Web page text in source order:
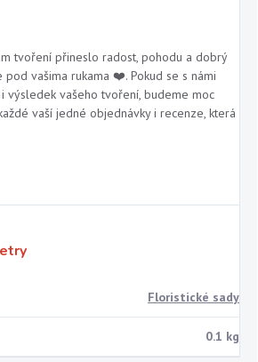
tvoření přineslo radost, pohodu a dobrý
pod vašima rukama ❤️. Pokud se s námi
výsledek vašeho tvoření, budeme moc
vaší jedné objednávky i recenze, která
Floristické sady
0.1 kg